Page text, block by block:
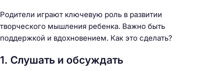
Родители играют ключевую роль в развитии
творческого мышления ребенка. Важно быть
поддержкой и вдохновением. Как это сделать?
1. Слушать и обсуждать